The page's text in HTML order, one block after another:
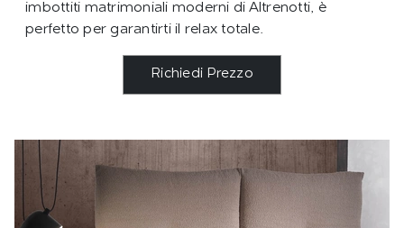
imbottiti matrimoniali moderni di Altrenotti, è
perfetto per garantirti il relax totale.
Richiedi Prezzo